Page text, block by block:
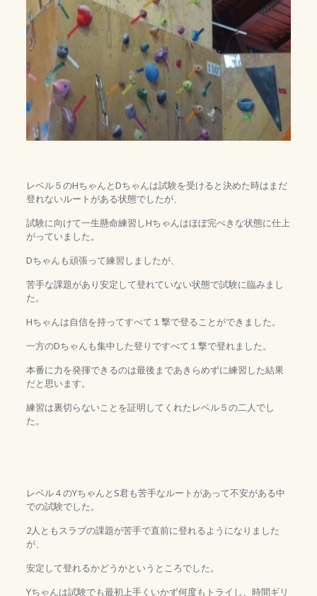
レベル５のHちゃんとDちゃんは試験を受けると決めた時はまだ
登れないルートがある状態でしたが、
試験に向けて一生懸命練習しHちゃんはほぼ完ぺきな状態に仕上
がっていました。
Dちゃんも頑張って練習しましたが、
苦手な課題があり安定して登れていない状態で試験に臨みまし
た。
Hちゃんは自信を持ってすべて１撃で登ることができました。
一方のDちゃんも集中した登りですべて１撃で登れました。
本番に力を発揮できるのは最後まであきらめずに練習した結果
だと思います。
練習は裏切らないことを証明してくれたレベル５の二人でし
た。
レベル４のYちゃんとS君も苦手なルートがあって不安がある中
での試験でした。
2人ともスラブの課題が苦手で直前に登れるようになりました
が、
安定して登れるかどうかというところでした。
Yちゃんは試験でも最初上手くいかず何度もトライし、時間ギリ